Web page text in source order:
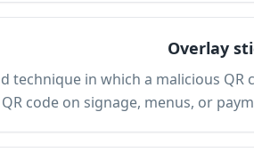
An overlay sticker attack is
placed directly over a